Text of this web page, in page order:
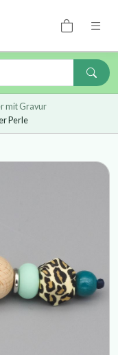
mit Gravur
Perle